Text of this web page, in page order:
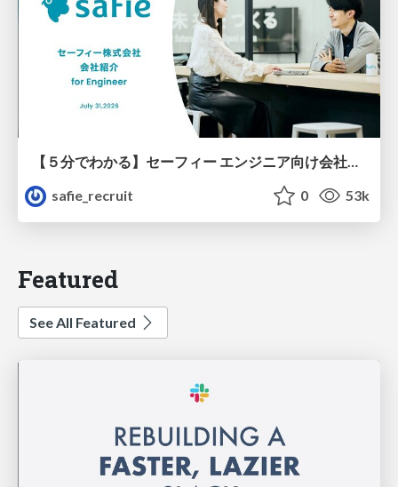
【５分でわかる】セーフィー エンジニア向け会社紹介
safie_recruit
0 53k
Featured
See All Featured